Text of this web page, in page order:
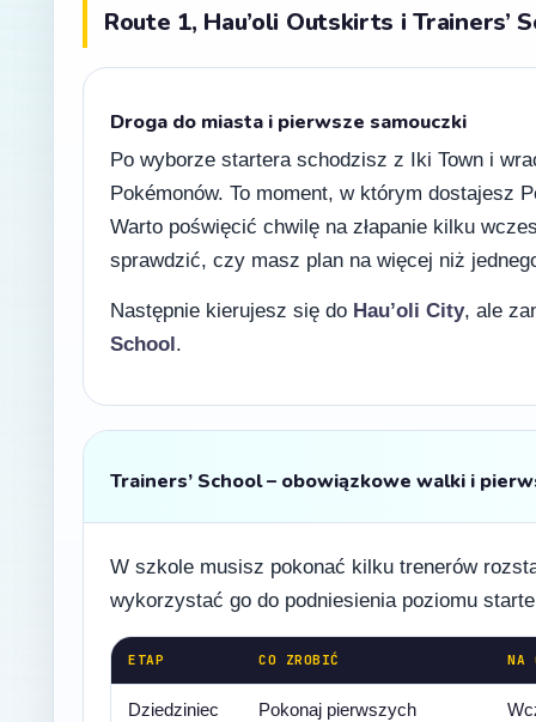
Route 1, Hau’oli Outskirts i Trainers’
Droga do miasta i pierwsze samouczki
Po wyborze startera schodzisz z Iki Town i
Pokémonów. To moment, w którym dostajesz
Warto poświęcić chwilę na złapanie kilku
sprawdzić, czy masz plan na więcej niż
Następnie kierujesz się do Hau’oli City, ale
School .
Trainers’ School – obowiązkowe walki i
W szkole musisz pokonać kilku trenerów
wykorzystać go do podniesienia poziomu
ETAP CO ZROBIĆ NA
Dziedziniec
Pokonaj pierwszych